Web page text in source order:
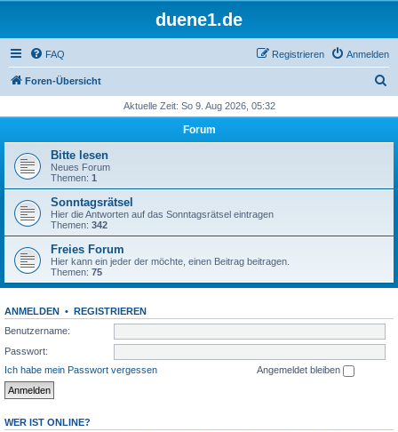
duene1.de
FAQ Anmelden
Registrieren
Foren-Übersicht
h
Aktuelle Zeit: So 9. Aug 2026, 05:32
Forum
Bitte lesen
Neues Forum
Themen: 1
Sonntagsrätsel
Hier die Antworten auf das Sonntagsrätsel eintragen
Themen: 342
Freies Forum
Hier kann ein jeder der möchte, einen Beitrag beitragen.
Themen: 75
ANMELDEN • REGISTRIEREN
Benutzername:
Passwort:
Ich habe mein Passwort vergessen
Angemeldet bleiben
WER IST ONLINE?